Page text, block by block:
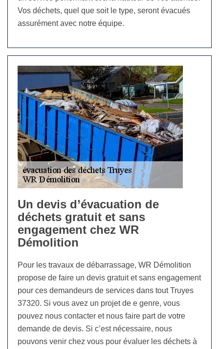
Vos déchets, quel que soit le type, seront évacués
assurément avec notre équipe.
Un devis d’évacuation de
déchets gratuit et sans
engagement chez WR
Démolition
Pour les travaux de débarrassage, WR Démolition
propose de faire un devis gratuit et sans engagement
pour ces demandeurs de services dans tout Truyes
37320. Si vous avez un projet de e genre, vous
pouvez nous contacter et nous faire part de votre
demande de devis. Si c’est nécessaire, nous
pouvons venir chez vous pour évaluer les déchets à